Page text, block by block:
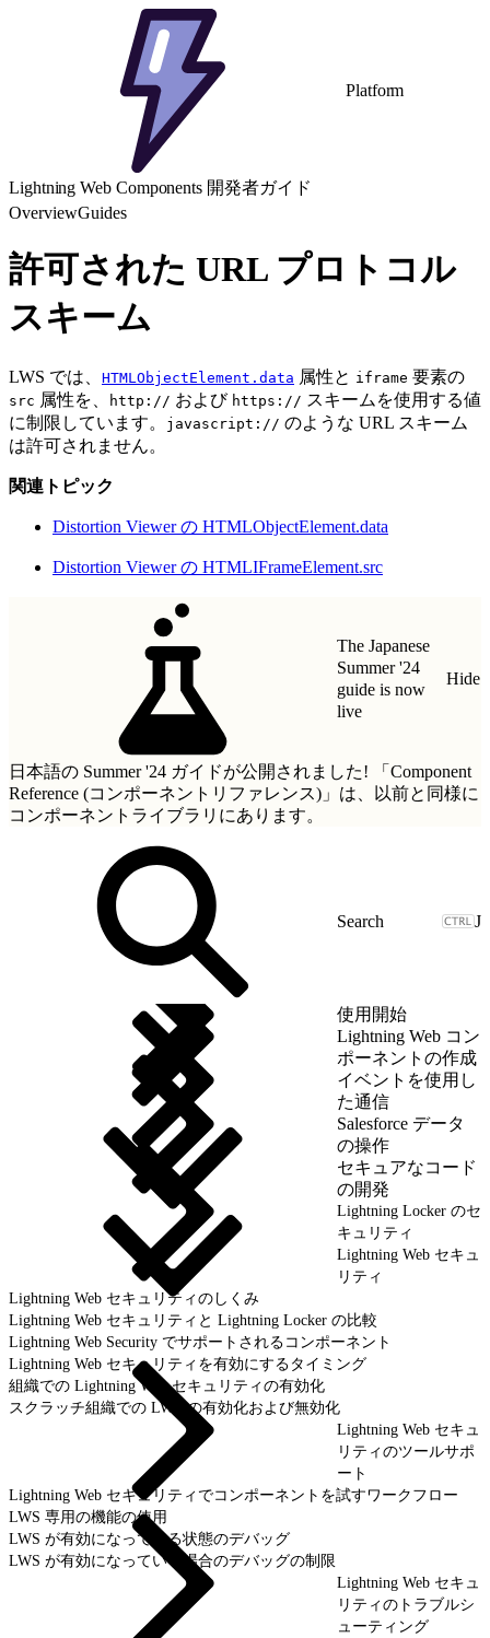
Platform
Lightning Web Components 開発者ガイド
OverviewGuides
許可された URL プロトコル
スキーム
LWS では、 HTMLObjectElement.data 属性と iframe 要素の
src 属性を、 http:// および https:// スキームを使用する値
に制限しています。
javascript:// のような URL スキーム
は許可されません。
関連トピック
Distortion Viewer の HTMLObjectElement.data
Distortion Viewer の HTMLIFrameElement.src
The Japanese
Summer '24
guide is now
live
Hide
日本語の Summer '24 ガイドが公開されました!
「Component
Reference (コンポーネントリファレンス)」 は、以前と同様に
コンポーネントライブラリにあります。
J
使用開始
Lightning Web コン
ポーネントの作成
イベントを使用し
た通信
Salesforce データ
の操作
セキュアなコード
の開発
Lightning Locker のセ
キュリティ
Lightning Web セキュ
リティ
Lightning Web セキュリティのしくみ
Lightning Web セキュリティと Lightning Locker の比較
Lightning Web Security でサポートされるコンポーネント
Lightning Web セキュリティを有効にするタイミング
組織での Lightning Web セキュリティの有効化
スクラッチ組織での LWS の有効化および無効化
Lightning Web セキュ
リティのツールサポ
ート
Lightning Web セキュリティでコンポーネントを試すワークフロー
LWS 専用の機能の使用
LWS が有効になっている状態のデバッグ
LWS が有効になっている場合のデバッグの制限
Lightning Web セキュ
リティのトラブルシ
ューティング